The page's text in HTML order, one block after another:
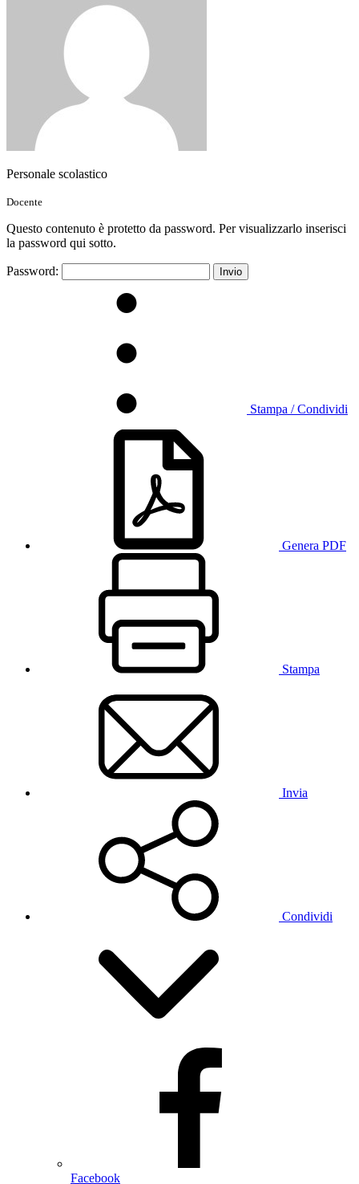
Personale scolastico
Docente
Questo contenuto è protetto da password. Per visualizzarlo inserisci
la password qui sotto.
Password:
Stampa / Condividi
Genera PDF
Stampa
Invia
Condividi
Facebook